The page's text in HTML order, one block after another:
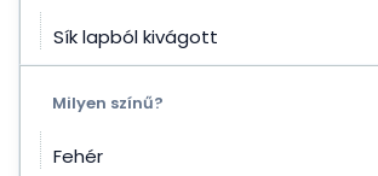
Sík lapból kivágott
Milyen színű?
Fehér